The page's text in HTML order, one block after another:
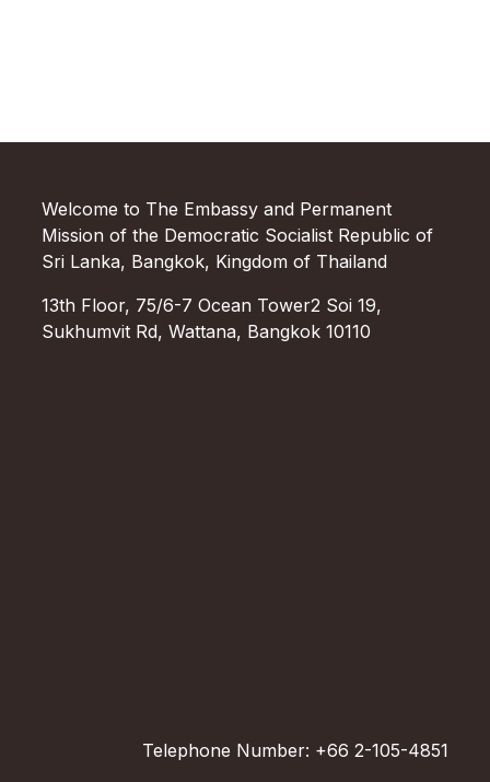
Welcome to The Embassy and Permanent
Mission of the Democratic Socialist Republic of
Sri Lanka, Bangkok, Kingdom of Thailand
13th Floor, 75/6-7 Ocean Tower2 Soi 19,
Sukhumvit Rd, Wattana, Bangkok 10110
Telephone Number: +66 2-105-4851